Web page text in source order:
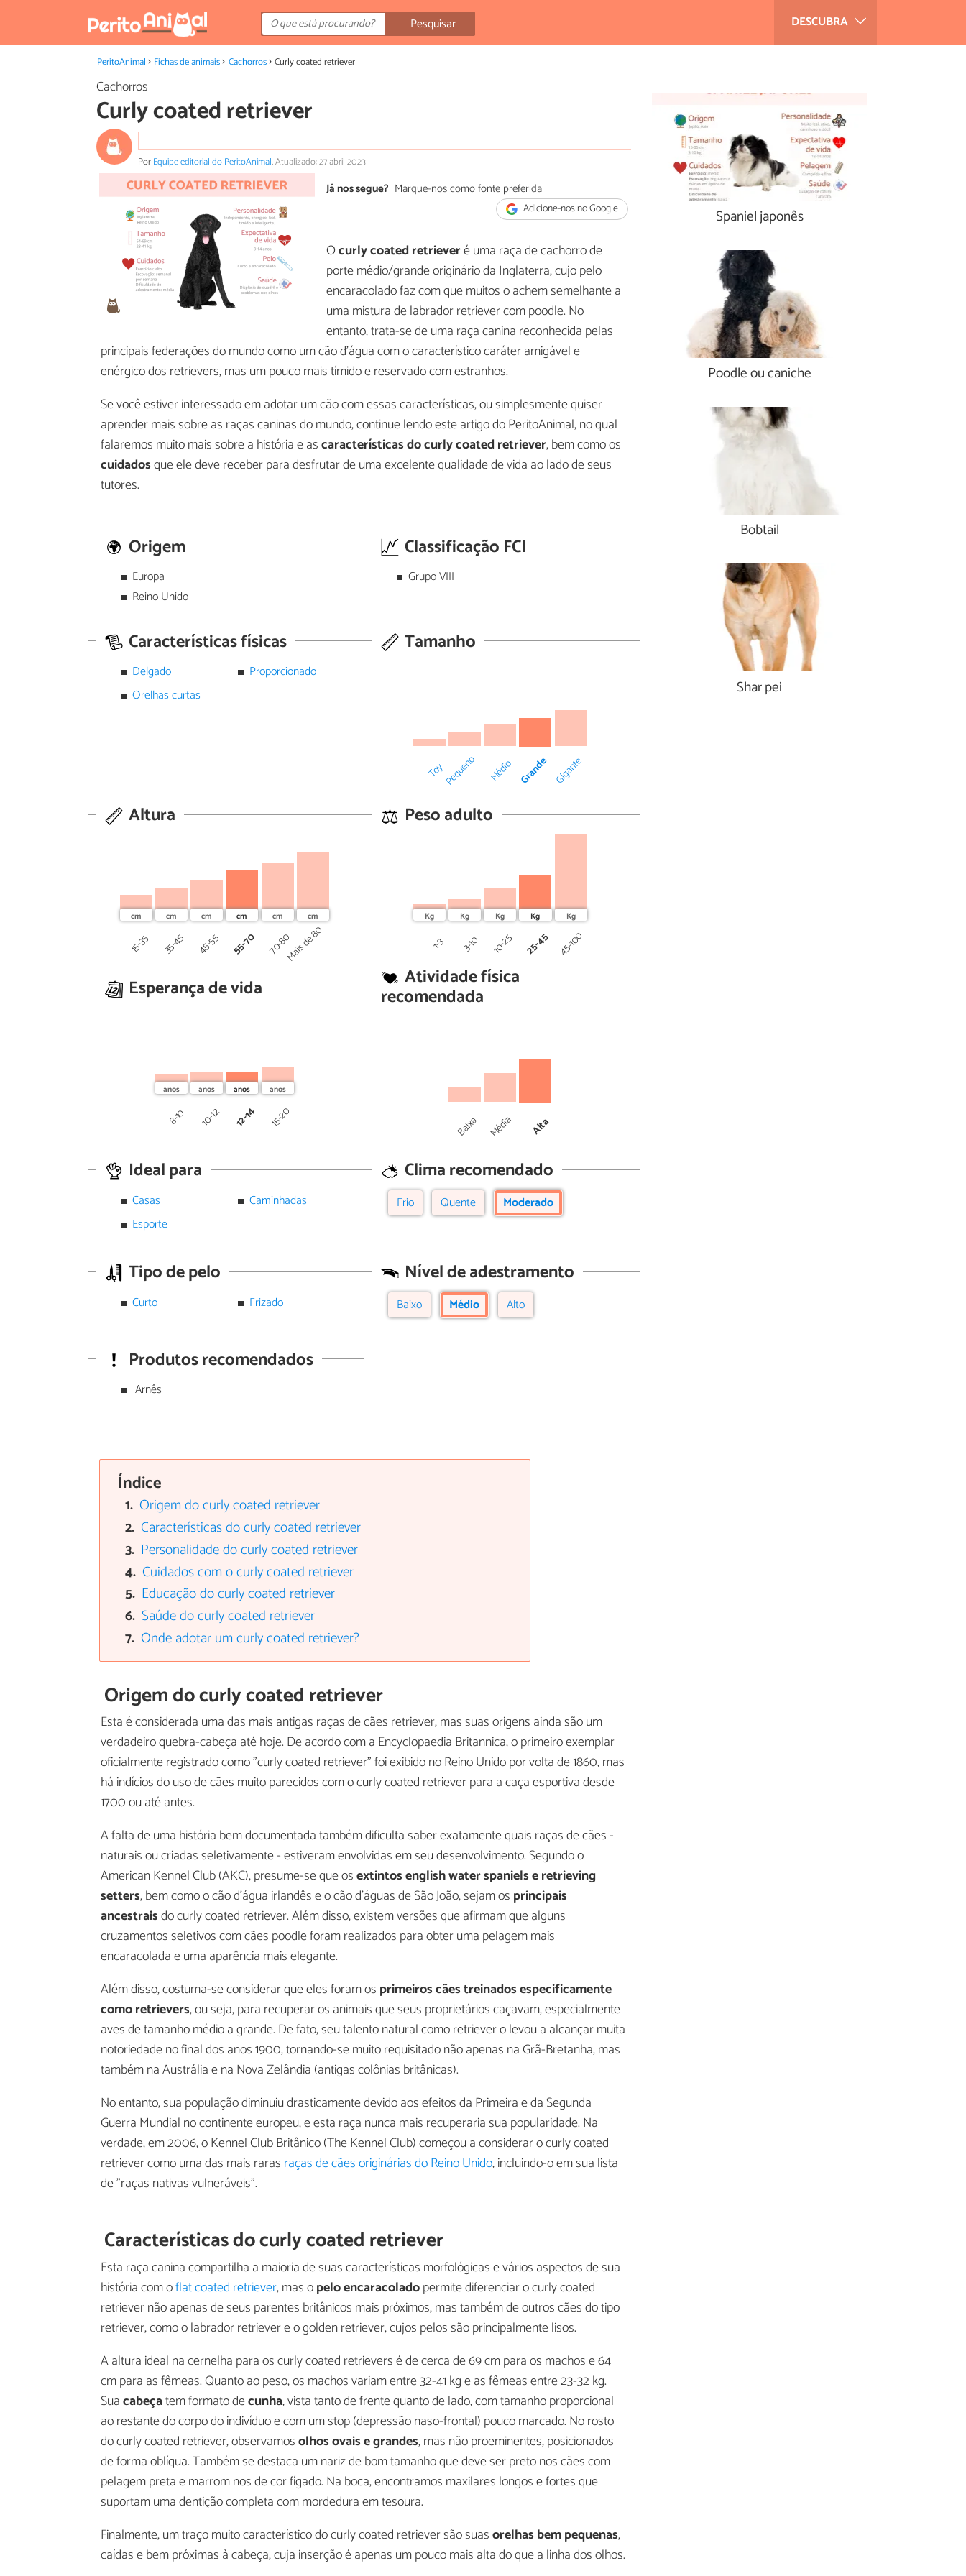
DESCUBRA
Pesquisar
PeritoAnimal Fichas de animais Cachorros Curly coated retriever
Cachorros
Curly coated retriever
PorEquipe editorial do PeritoAnimal.Atualizado: 27 abril 2023
Já nos segue? Marque-nos como fonte preferida
Adicione-nos no Google
Ocurly coated retrieveré uma raça de cachorro de
porte médio/grande originário da Inglaterra, cujo pelo
encaracolado faz com que muitos o achem semelhante a
uma mistura de labrador retriever com poodle. No
entanto, trata-se de uma raça canina reconhecida pelas
principais federações do mundo como um cão d'água com o característico caráter amigável e
enérgico dos retrievers, mas um pouco mais tímido e reservado com estranhos.
Se você estiver interessado em adotar um cão com essas características, ou simplesmente quiser
aprender mais sobre as raças caninas do mundo, continue lendo este artigo do PeritoAnimal, no qual
falaremos muito mais sobre a história e ascaracterísticas do curly coated retriever, bem como os
cuidadosque ele deve receber para desfrutar de uma excelente qualidade de vida ao lado de seus
tutores.
Origem
Europa
Reino Unido
Classificação FCI
Grupo VIII
Características físicas
Delgado
Proporcionado
Orelhas curtas
Tamanho
ToyPequeno Médio Grande Gigante
Altura
15-35 35-45 45-55 55-70 70-80Mais de 80
Peso adulto
1-3 3-10 10-25 25-45 45-100
Esperança de vida
8-10 10-12 12-14 15-20
Atividade física
recomendada
Baixa Média Alta
Ideal para
Casas
Caminhadas
Esporte
Clima recomendado
Frio Quente Moderado
Tipo de pelo
Curto Frizado
Nível de adestramento
Baixo Médio Alto
Produtos recomendados
Arnês
Índice
Origem do curly coated retriever
Características do curly coated retriever
Personalidade do curly coated retriever
Cuidados com o curly coated retriever
Educação do curly coated retriever
Saúde do curly coated retriever
Onde adotar um curly coated retriever?
Origem do curly coated retriever
Esta é considerada uma das mais antigas raças de cães retriever, mas suas origens ainda são um
verdadeiro quebra-cabeça até hoje. De acordo com a Encyclopaedia Britannica, o primeiro exemplar
oficialmente registrado como "curly coated retriever" foi exibido no Reino Unido por volta de 1860, mas
há indícios do uso de cães muito parecidos com o curly coated retriever para a caça esportiva desde
1700 ou até antes.
A falta de uma história bem documentada também dificulta saber exatamente quais raças de cães -
naturais ou criadas seletivamente - estiveram envolvidas em seu desenvolvimento. Segundo o
American Kennel Club (AKC), presume-se que osextintos english water spaniels e retrieving
setters, bem como o cão d'água irlandês e o cão d'águas de São João, sejam os principais
ancestraisdo curly coated retriever. Além disso, existem versões que afirmam que alguns
cruzamentos seletivos com cães poodle foram realizados para obter uma pelagem mais
encaracolada e uma aparência mais elegante.
Além disso, costuma-se considerar que eles foram os primeiros cães treinados especificamente
como retrievers, ou seja, para recuperar os animais que seus proprietários caçavam, especialmente
aves de tamanho médio a grande. De fato, seu talento natural como retriever o levou a alcançar muita
notoriedade no final dos anos 1900, tornando-se muito requisitado não apenas na Grã-Bretanha, mas
também na Austrália e na Nova Zelândia (antigas colônias britânicas).
No entanto, sua população diminuiu drasticamente devido aos efeitos da Primeira e da Segunda
Guerra Mundial no continente europeu, e esta raça nunca mais recuperaria sua popularidade. Na
verdade, em 2006, o Kennel Club Britânico (The Kennel Club) começou a considerar o curly coated
retriever como uma das mais raras raças de cães originárias do Reino Unido, incluindo-o em sua lista
de "raças nativas vulneráveis".
Características do curly coated retriever
Esta raça canina compartilha a maioria de suas características morfológicas e vários aspectos de sua
história com oflat coated retriever, mas opelo encaracoladopermite diferenciar o curly coated
retriever não apenas de seus parentes britânicos mais próximos, mas também de outros cães do tipo
retriever, como o labrador retriever e o golden retriever, cujos pelos são principalmente lisos.
A altura ideal na cernelha para os curly coated retrievers é de cerca de 69 cm para os machos e 64
cm para as fêmeas. Quanto ao peso, os machos variam entre 32-41 kg e as fêmeas entre 23-32 kg.
Suacabeçatem formato decunha, vista tanto de frente quanto de lado, com tamanho proporcional
ao restante do corpo do indivíduo e com um stop (depressão naso-frontal) pouco marcado. No rosto
do curly coated retriever, observamosolhos ovais e grandes, mas não proeminentes, posicionados
de forma oblíqua. Também se destaca um nariz de bom tamanho que deve ser preto nos cães com
pelagem preta e marrom nos de cor fígado. Na boca, encontramos maxilares longos e fortes que
suportam uma dentição completa com mordedura em tesoura.
Finalmente, um traço muito característico do curly coated retriever são suasorelhas bem pequenas,
caídas e bem próximas à cabeça, cuja inserção é apenas um pouco mais alta do que a linha dos olhos.
Spaniel japonês
Poodle ou caniche
Bobtail
Shar pei